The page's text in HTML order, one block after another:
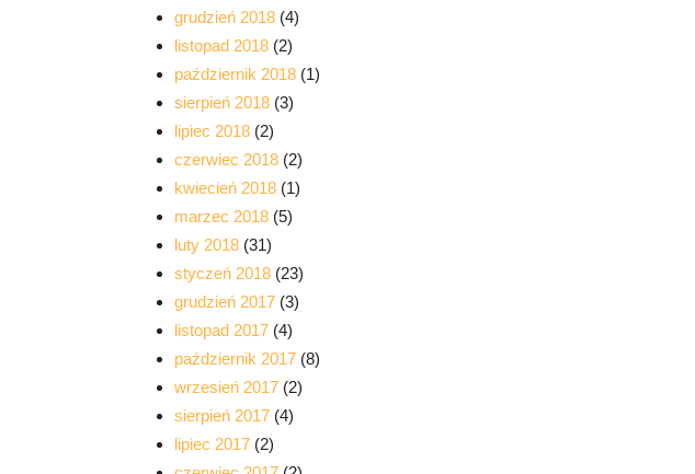
grudzień 2018 (4)
listopad 2018 (2)
październik 2018 (1)
sierpień 2018 (3)
lipiec 2018 (2)
czerwiec 2018 (2)
kwiecień 2018 (1)
marzec 2018 (5)
luty 2018 (31)
styczeń 2018 (23)
grudzień 2017 (3)
listopad 2017 (4)
październik 2017 (8)
wrzesień 2017 (2)
sierpień 2017 (4)
lipiec 2017 (2)